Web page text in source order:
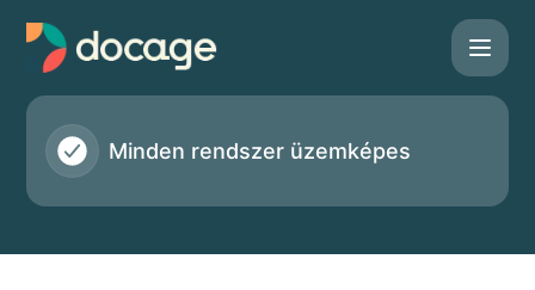
Docage - Docage API frissítés – Karbantartás részletei
Minden rendszer üzemképes